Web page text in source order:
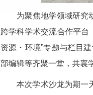
为聚焦地学领域研究动
跨学科学术交流合作平台
资源・环境”专题与栏目
部编辑等齐聚一堂，共襄
本次学术沙龙为期一天